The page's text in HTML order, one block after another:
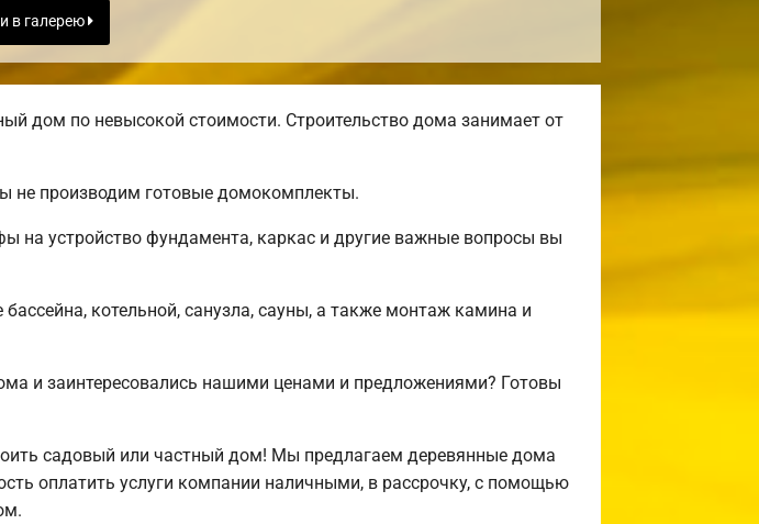
в галерею
дом по невысокой стоимости. Строительство дома занимает от
не производим готовые домокомплекты.
на устройство фундамента, каркас и другие важные вопросы вы
котельной, санузла, сауны, а также монтаж камина и
и заинтересовались нашими ценами и предложениями? Готовы
садовый или частный дом! Мы предлагаем деревянные дома
оплатить услуги компании наличными, в рассрочку, с помощью